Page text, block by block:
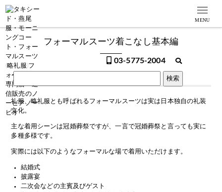
MENU
03-5775-2004
フォーマルスーツ着こなし基本編
フォーマルスーツ
礼服、略礼服とも呼ばれるフォーマルスーツは実は日本独自の礼装
文化。
主な着用シーンは冠婚葬祭ですが、一言で冠婚葬祭と言っても実に
多種多様です。
実際には以下のようなフォーマルな場で着用いただけます。
結婚式
披露宴
二次会などの主賓及びゲスト